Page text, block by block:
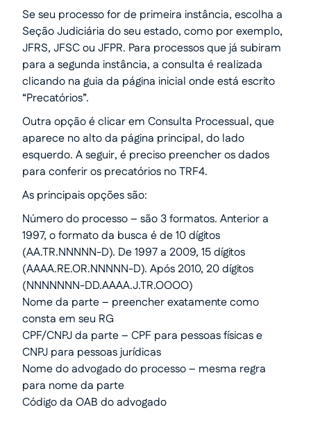
Se seu processo for de primeira instância, escolha a
Seção Judiciária do seu estado, como por exemplo,
JFRS, JFSC ou JFPR. Para processos que já subiram
para a segunda instância, a consulta é realizada
clicando na guia da página inicial onde está escrito
“Precatórios”.
Outra opção é clicar em Consulta Processual, que
aparece no alto da página principal, do lado
esquerdo. A seguir, é preciso preencher os dados
para conferir os precatórios no TRF4.
As principais opções são:
Número do processo – são 3 formatos. Anterior a
1997, o formato da busca é de 10 dígitos
(AA.TR.NNNNN-D). De 1997 a 2009, 15 dígitos
(AAAA.RE.OR.NNNNN-D). Após 2010, 20 dígitos
(NNNNNNN-DD.AAAA.J.TR.OOOO)
Nome da parte – preencher exatamente como
consta em seu RG
CPF/CNPJ da parte – CPF para pessoas físicas e
CNPJ para pessoas jurídicas
Nome do advogado do processo – mesma regra
para nome da parte
Código da OAB do advogado